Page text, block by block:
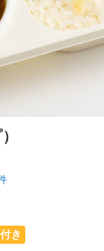
08/01
き